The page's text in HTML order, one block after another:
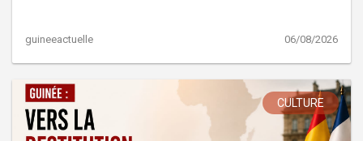
guineeactuelle 06/08/2026
CULTURE